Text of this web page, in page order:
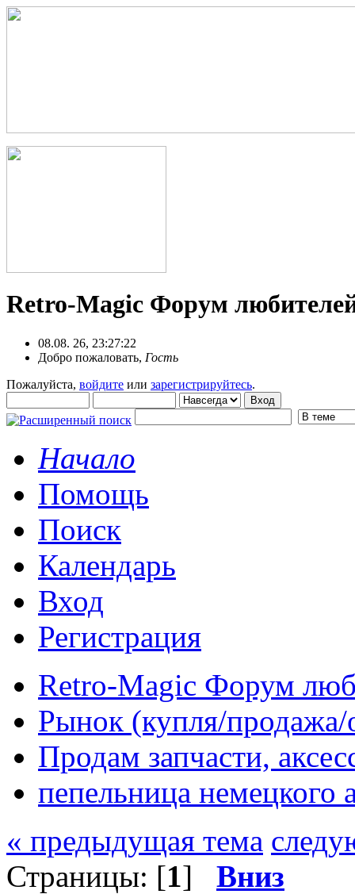
Retro-Magic Форум
08.08. 26, 23:27:22
Добро пожаловать, Гость
Пожалуйста, войдите или зарегистрируйтесь.
Начало
Помощь
Поиск
Календарь
Вход
Регистрация
Retro-Magic Форум
Рынок (купля/продажа/
Продам запчасти,
пепельница немецкого
« предыдущая тема
Страницы: [1] Вниз